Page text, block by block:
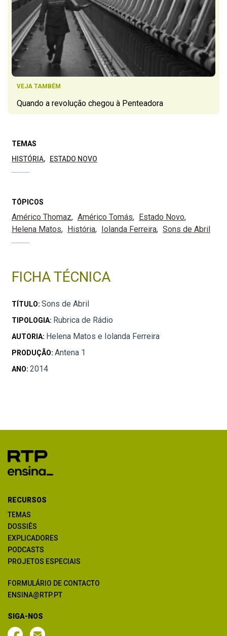
VEJA TAMBÉM
Quando a revolução chegou à Penteadora
TEMAS
HISTÓRIA
ESTADO NOVO
TÓPICOS
Américo Thomaz Américo Tomás
Estado Novo
Helena Matos
História Iolanda Ferreira Sons de Abril
FICHA TÉCNICA
TÍTULO: Sons de Abril
TIPOLOGIA: Rubrica de Rádio
AUTORIA: Helena Matos e Iolanda Ferreira
PRODUÇÃO: Antena 1
ANO: 2014
RECURSOS
TEMAS
DOSSIÊS
EXPLICADORES
PODCASTS
PROJETOS ESPECIAIS
FORMULÁRIO DE CONTACTO
ENSINA@RTP.PT
SIGA-NOS